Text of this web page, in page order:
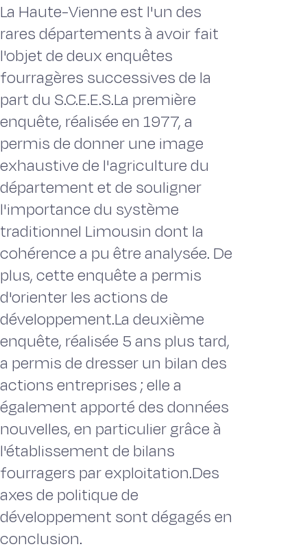
La Haute-Vienne est l'un des
rares départements à avoir fait
l'objet de deux enquêtes
fourragères successives de la
part du S.C.E.E.S.La première
enquête, réalisée en 1977, a
permis de donner une image
exhaustive de l'agriculture du
département et de souligner
l'importance du système
traditionnel Limousin dont la
cohérence a pu être analysée. De
plus, cette enquête a permis
d'orienter les actions de
développement.La deuxième
enquête, réalisée 5 ans plus tard,
a permis de dresser un bilan des
actions entreprises ; elle a
également apporté des données
nouvelles, en particulier grâce à
l'établissement de bilans
fourragers par exploitation.Des
axes de politique de
développement sont dégagés en
conclusion.